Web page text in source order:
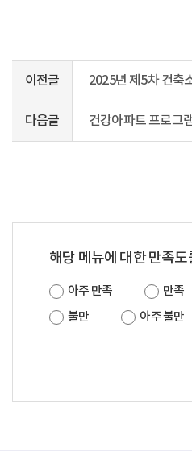
이전글
다음글
해당 메뉴에 대한 만족
아주 만족 만족
불만
아주 불만